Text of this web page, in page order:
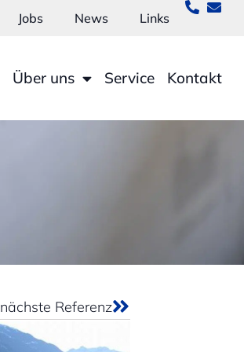
Jobs News Links
Über uns Service Kontakt
nächste Referenz